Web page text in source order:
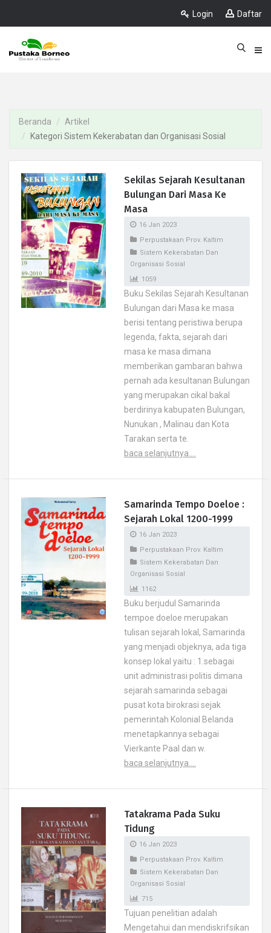
Login Daftar
Beranda
Artikel
Kategori Sistem Kekerabatan dan Organisasi Sosial
Sekilas Sejarah Kesultanan
Bulungan Dari Masa Ke
Masa
16 Jan 2023
Perpustakaan Prov. Kaltim
Sistem Kekerabatan Dan
Organisasi Sosial
1059
Buku Sekilas Sejarah Kesultanan
Bulungan dari Masa ke masa
berisi tentang peristiwa berupa
legenda, fakta, sejarah dari
masa ke masa dimana
memberikan gambaran bahwa
pernah ada kesultanan Bulungan
yang merupakan cikal bakal
berdirinya kabupaten Bulungan,
Nunukan , Malinau dan Kota
Tarakan serta te.
baca selanjutnya....
Samarinda Tempo Doeloe :
Sejarah Lokal 1200-1999
16 Jan 2023
Perpustakaan Prov. Kaltim
Sistem Kekerabatan Dan
Organisasi Sosial
1162
Buku berjudul Samarinda
tempoe doeloe merupakan
tulisan sejarah lokal, Samarinda
yang menjadi objeknya, ada tiga
konsep lokal yaitu : 1.sebagai
unit administrasi politis dimana
sejarah samarinda sebagai
pusat kota birokrasi sejak
pemerintah Kolonial Belanda
menetapkannya sebagai
Vierkante Paal dan w.
baca selanjutnya....
Tatakrama Pada Suku
Tidung
16 Jan 2023
Perpustakaan Prov. Kaltim
Sistem Kekerabatan Dan
Organisasi Sosial
715
Tujuan penelitian adalah
Mengetahui dan mendiskrifsikan